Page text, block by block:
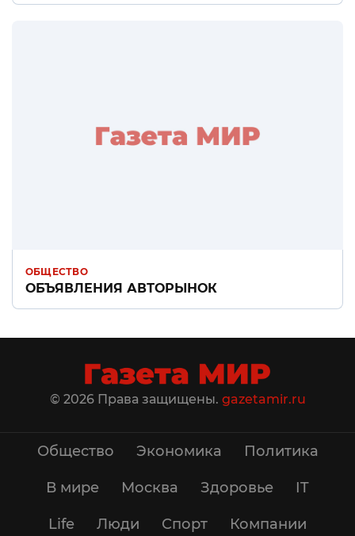
ОБЩЕСТВО
ОБЪЯВЛЕНИЯ АВТОРЫНОК
© 2026 Права защищены. gazetamir.ru
Общество Экономика Политика
В мире Москва Здоровье IT
Life Люди Спорт Компании